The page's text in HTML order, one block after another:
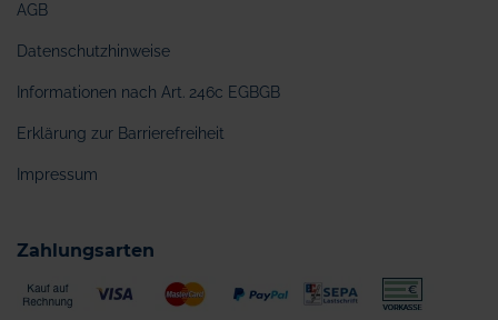
AGB
Datenschutzhinweise
Informationen nach Art. 246c EGBGB
Erklärung zur Barrierefreiheit
Impressum
Zahlungsarten